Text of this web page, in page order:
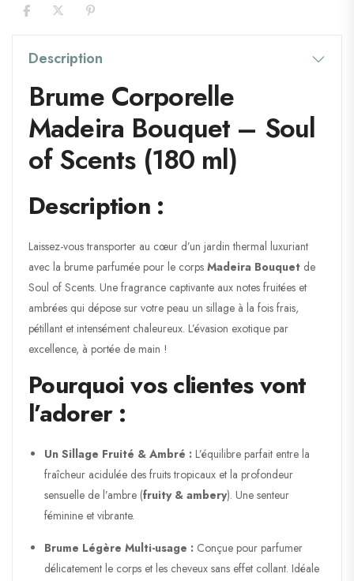
Description
Brume Corporelle
Madeira Bouquet – Soul
of Scents (180 ml)
Description :
Laissez-vous transporter au cœur d’un jardin thermal luxuriant
avec la brume parfumée pour le corps Madeira Bouquet de
Soul of Scents. Une fragrance captivante aux notes fruitées et
ambrées qui dépose sur votre peau un sillage à la fois frais,
pétillant et intensément chaleureux. L’évasion exotique par
excellence, à portée de main !
Pourquoi vos clientes vont
l’adorer :
Un Sillage Fruité & Ambré : L’équilibre parfait entre la
fraîcheur acidulée des fruits tropicaux et la profondeur
sensuelle de l’ambre (fruity & ambery). Une senteur
féminine et vibrante.
Brume Légère Multi-usage : Conçue pour parfumer
délicatement le corps et les cheveux sans effet collant. Idéale